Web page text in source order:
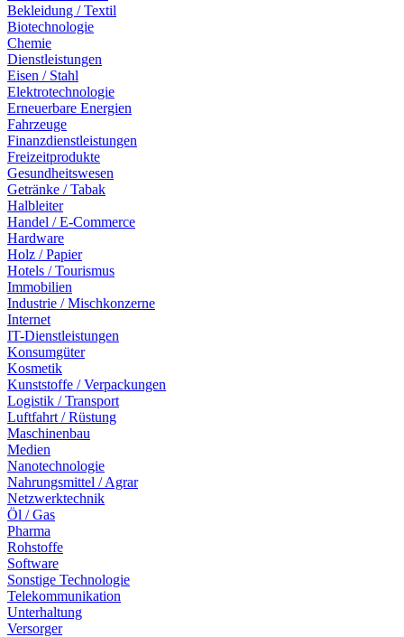
Bekleidung / Textil
Biotechnologie
Chemie
Dienstleistungen
Eisen / Stahl
Elektrotechnologie
Erneuerbare Energien
Fahrzeuge
Finanzdienstleistungen
Freizeitprodukte
Gesundheitswesen
Getränke / Tabak
Halbleiter
Handel / E-Commerce
Hardware
Holz / Papier
Hotels / Tourismus
Immobilien
Industrie / Mischkonzerne
Internet
IT-Dienstleistungen
Konsumgüter
Kosmetik
Kunststoffe / Verpackungen
Logistik / Transport
Luftfahrt / Rüstung
Maschinenbau
Medien
Nanotechnologie
Nahrungsmittel / Agrar
Netzwerktechnik
Öl / Gas
Pharma
Rohstoffe
Software
Sonstige Technologie
Telekommunikation
Unterhaltung
Versorger